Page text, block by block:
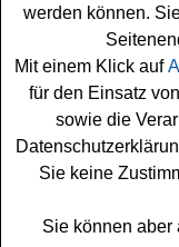
Smartphone der
950 Euro.
und eine tolle
Falls Sie an dem
teilnehmen
erfolgreich lösen.
ausfüllen und sich
Spaß beim
werden können.
Mit einem Klick auf
für den Einsatz
sowie die
Sie keine
Sie können aber